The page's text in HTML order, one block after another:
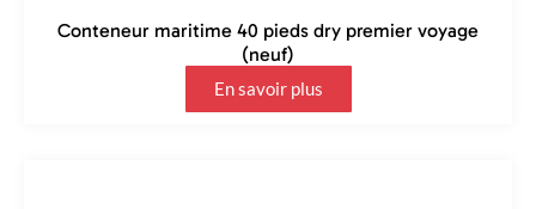
Conteneur maritime 40 pieds dry premier voyage
(neuf)
En savoir plus